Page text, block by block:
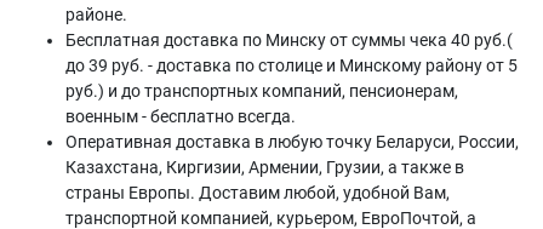
районе.
Бесплатная доставка по Минску от суммы чека 40 руб.(
до 39 руб. - доставка по столице и Минскому району от 5
руб.) и до транспортных компаний, пенсионерам,
военным - бесплатно всегда.
Оперативная доставка в любую точку Беларуси, России,
Казахстана, Киргизии, Армении, Грузии, а также в
страны Европы. Доставим любой, удобной Вам,
транспортной компанией, курьером, ЕвроПочтой, а